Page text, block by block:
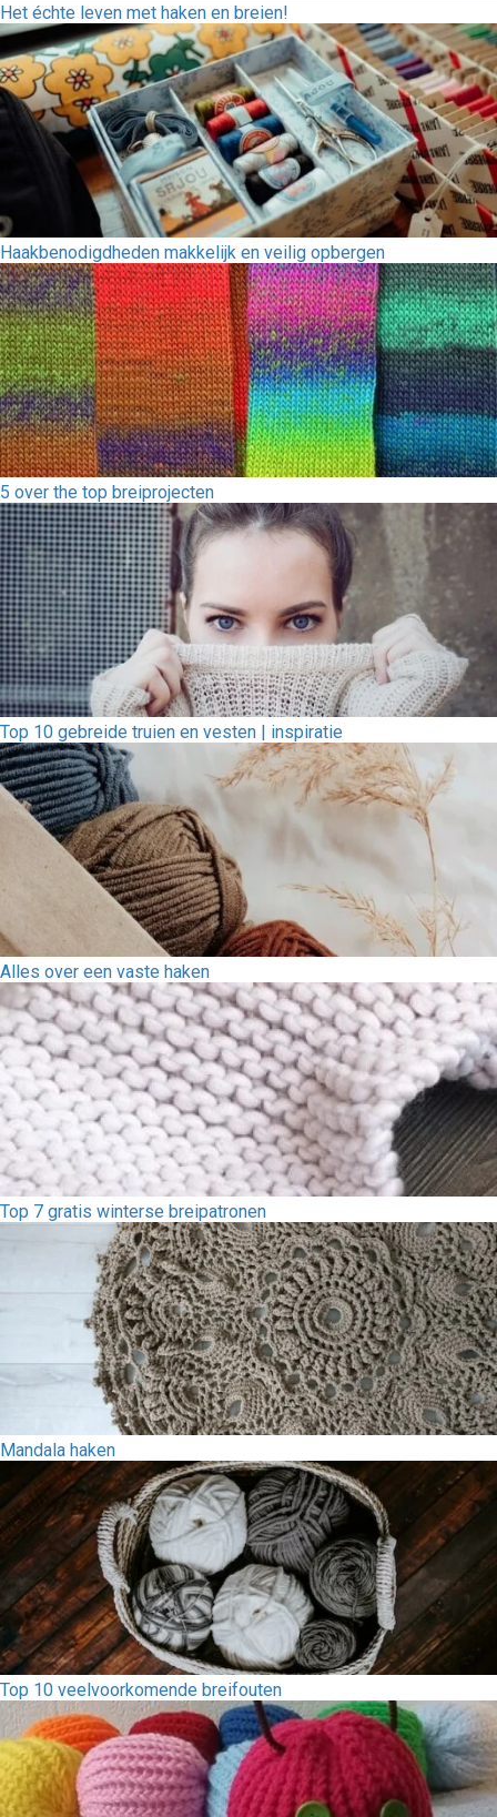
Het échte leven met haken en breien!
Haakbenodigdheden makkelijk en veilig opbergen
5 over the top breiprojecten
Top 10 gebreide truien en vesten | inspiratie
Alles over een vaste haken
Top 7 gratis winterse breipatronen
Mandala haken
Top 10 veelvoorkomende breifouten